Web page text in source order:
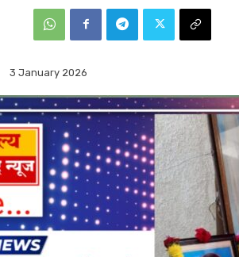
3 January 2026